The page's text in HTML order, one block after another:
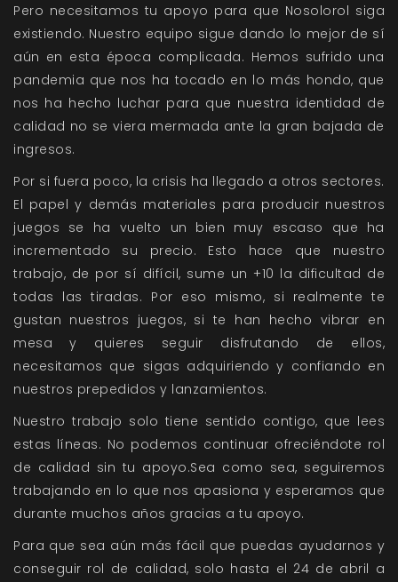
Pero necesitamos tu apoyo para que Nosolorol siga
existiendo. Nuestro equipo sigue dando lo mejor de sí
aún en esta época complicada. Hemos sufrido una
pandemia que nos ha tocado en lo más hondo, que
nos ha hecho luchar para que nuestra identidad de
calidad no se viera mermada ante la gran bajada de
ingresos.
Por si fuera poco, la crisis ha llegado a otros sectores.
El papel y demás materiales para producir nuestros
juegos se ha vuelto un bien muy escaso que ha
incrementado su precio. Esto hace que nuestro
trabajo, de por sí difícil, sume un +10 la dificultad de
todas las tiradas. Por eso mismo, si realmente te
gustan nuestros juegos, si te han hecho vibrar en
mesa y quieres seguir disfrutando de ellos,
necesitamos que sigas adquiriendo y confiando en
nuestros prepedidos y lanzamientos.
Nuestro trabajo solo tiene sentido contigo, que lees
estas líneas. No podemos continuar ofreciéndote rol
de calidad sin tu apoyo.Sea como sea, seguiremos
trabajando en lo que nos apasiona y esperamos que
durante muchos años gracias a tu apoyo.
Para que sea aún más fácil que puedas ayudarnos y
conseguir rol de calidad, solo hasta el 24 de abril a